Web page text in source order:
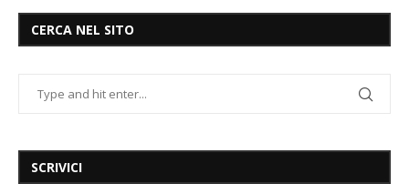
CERCA NEL SITO
SCRIVICI